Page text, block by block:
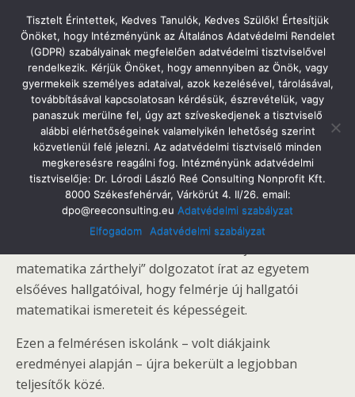
Tatabányai Árpád Gimnázium
2019. November 27. Szerda
Ismét Az Élmezőnyben
Megosztás Tweet Pin Email SMS
A Budapesti Műszaki és Gazdaságtudományi Egyetem
matematika zárthelyi” dolgozatot írat az egyetem
elsőéves hallgatóival, hogy felmérje új hallgatói
matematikai ismereteit és képességeit.
Ezen a felmérésen iskolánk – volt diákjaink
eredményei alapján – újra bekerült a legjobban
teljesítők közé.
Tisztelt Érintettek, Kedves Tanulók, Kedves Szülők! Értesítjük
Önöket, hogy Intézményünk az Általános Adatvédelmi Rendelet
(GDPR) szabályainak megfelelően adatvédelmi tisztviselővel
rendelkezik. Kérjük Önöket, hogy amennyiben az Önök, vagy
gyermekeik személyes adataival, azok kezelésével, tárolásával,
továbbításával kapcsolatosan kérdésük, észrevételük, vagy
panaszuk merülne fel, úgy azt szíveskedjenek a tisztviselő
alábbi elérhetőségeinek valamelyikén lehetőség szerint
közvetlenül felé jelezni. Az adatvédelmi tisztviselő minden
megkeresésre reagálni fog. Intézményünk adatvédelmi
tisztviselője: Dr. Lórodi László Reé Consulting Nonprofit Kft.
8000 Székesfehérvár, Várkörút 4. II/26. email:
dpo@reeconsulting.eu Adatvédelmi szabályzat
Elfogadom
Adatvédelmi szabályzat